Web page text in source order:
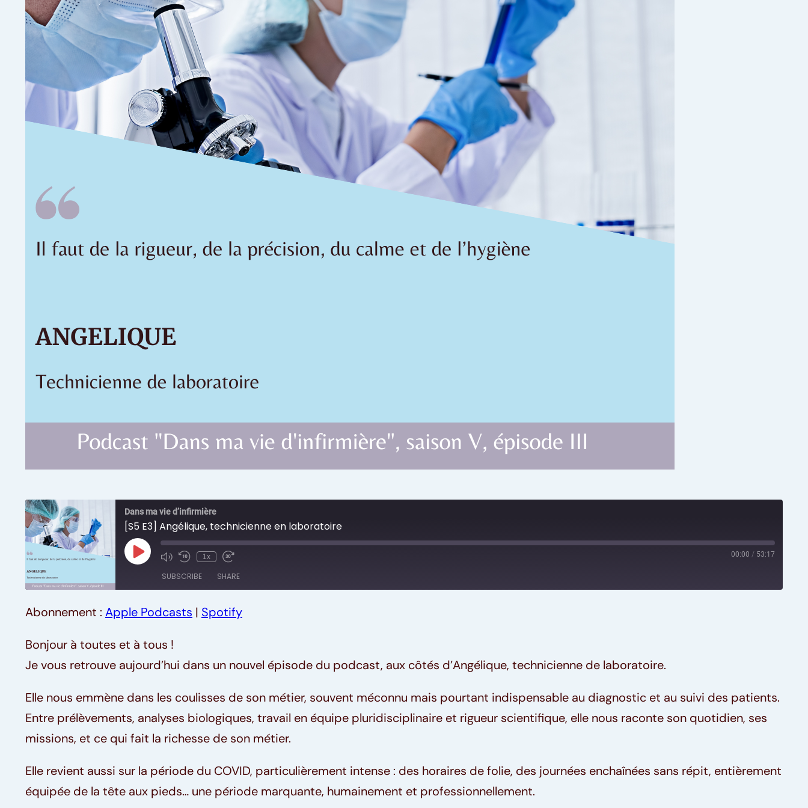
Dans ma vie d’infirmière
[S5 E3] Angélique, technicienne en laboratoire
Play
Episode
1x 00:00 / 53:17
SUBSCRIBE SHARE
Apple Podcasts
RSS FEED
SHARE
LINK
EMBED
Abonnement : Apple Podcasts | Spotify
Bonjour à toutes et à tous !
Je vous retrouve aujourd’hui dans un nouvel épisode du podcast, aux côtés d’Angélique, technicienne de laboratoire.
Elle nous emmène dans les coulisses de son métier, souvent méconnu mais pourtant indispensable au diagnostic et au suivi des patients.
Entre prélèvements, analyses biologiques, travail en équipe pluridisciplinaire et rigueur scientifique, elle nous raconte son quotidien, ses
missions, et ce qui fait la richesse de son métier.
Elle revient aussi sur la période du COVID, particulièrement intense : des horaires de folie, des journées enchaînées sans répit, entièrement
équipée de la tête aux pieds… une période marquante, humainement et professionnellement.